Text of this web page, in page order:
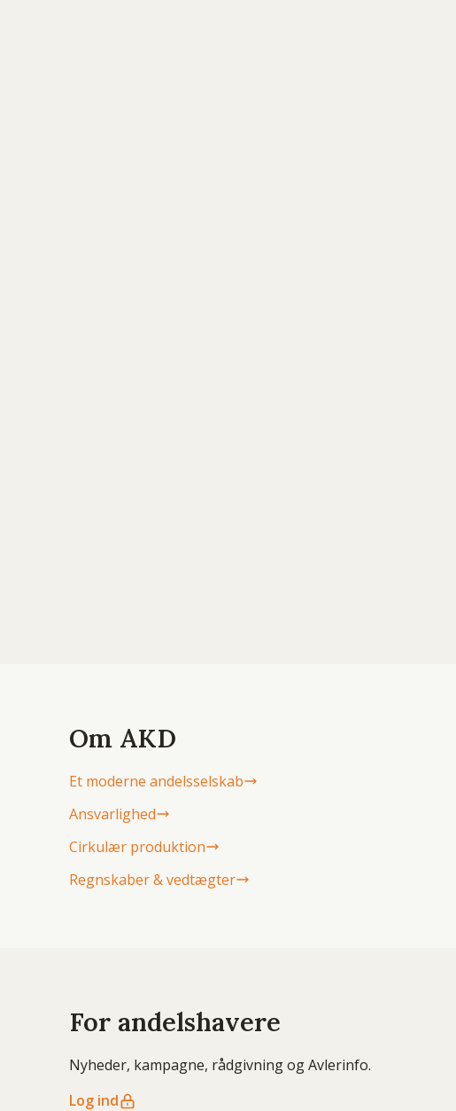
Om AKD
Et moderne andelsselskab
Ansvarlighed
Cirkulær produktion
Regnskaber & vedtægter
For andelshavere
Nyheder, kampagne, rådgivning og Avlerinfo.
Log ind